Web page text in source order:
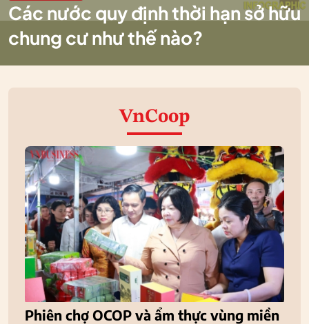
Các nước quy định thời hạn sở hữu
chung cư như thế nào?
VnCoop
Phiên chợ OCOP và ẩm thực vùng miền